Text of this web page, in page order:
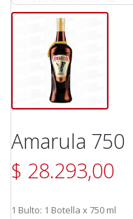
Amarula 750
$ 28.293,00
1 Bulto: 1 Botella x 750 ml